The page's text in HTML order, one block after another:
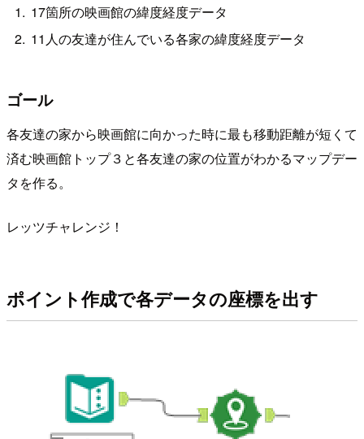
17箇所の映画館の緯度経度データ
11人の友達が住んでいる各家の緯度経度データ
ゴール
各友達の家から映画館に向かった時に最も移動距離が短くて
済む映画館トップ３と各友達の家の位置がわかるマップデー
タを作る。
レッツチャレンジ！
ポイント作成で各データの座標を出す